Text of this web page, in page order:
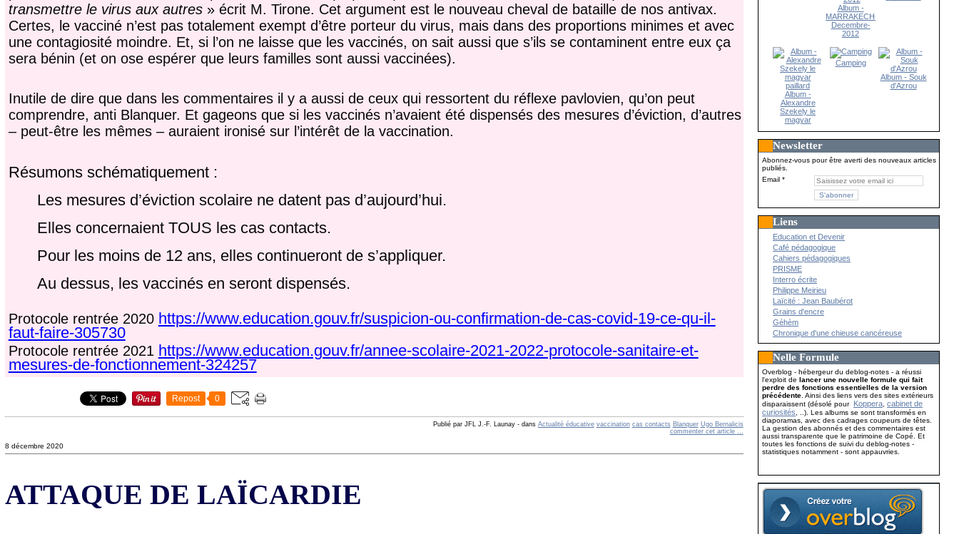
transmettre le virus aux autres» écrit M. Tirone. Cet argument est le nouveau cheval de bataille de nos antivax.
Certes, le vacciné n’est pas totalement exempt d’être porteur du virus, mais dans des proportions minimes et avec
une contagiosité moindre. Et, si l’on ne laisse que les vaccinés, on sait aussi que s’ils se contaminent entre eux ça
sera bénin (et on ose espérer que leurs familles sont aussi vaccinées).
Inutile de dire que dans les commentaires il y a aussi de ceux qui ressortent du réflexe pavlovien, qu’on peut
comprendre, anti Blanquer. Et gageons que si les vaccinés n’avaient été dispensés des mesures d’éviction, d’autres
– peut-être les mêmes – auraient ironisé sur l’intérêt de la vaccination.
Résumons schématiquement :
Les mesures d’éviction scolaire ne datent pas d’aujourd’hui.
Elles concernaient TOUS les cas contacts.
Pour les moins de 12 ans, elles continueront de s’appliquer.
Au dessus, les vaccinés en seront dispensés.
Protocole rentrée 2020 https://www.education.gouv.fr/suspicion-ou-confirmation-de-cas-covid-19-ce-qu-il-
faut-faire-305730
Protocole rentrée 2021 https://www.education.gouv.fr/annee-scolaire-2021-2022-protocole-sanitaire-et-
mesures-de-fonctionnement-324257
Repost 0
Publié par JFL J.-F. Launay -dans Actualité éducative vaccination cas contacts Blanquer Ugo Bernalicis
commenter cet article …
8 décembre 2020
ATTAQUE DE LAÏCARDIE
Album -
MARRAKECH-
Decembre-
2012
Album -
Alexandre
Szekely le
magyar
Camping
Album - Souk
d'Azrou
Newsletter
Abonnez-vous pour être averti des nouveaux articles
publiés.
Email
Liens
Education et Devenir
Café pédagogique
Cahiers pédagogiques
PRISME
Interro écrite
Philippe Meirieu
Laïcité : Jean Baubérot
Grains d'encre
Géhèm
Chronique d'une chieuse cancéreuse
Nelle Formule
Overblog - hébergeur du deblog-notes - a réussi
l'exploit delancer une nouvelle formule qui fait
perdre des fonctions essentielles de la version
précédente . Ainsi des liens vers des sites extérieurs
disparaissent (désolé pour Koppera ,cabinet de
curiosités , ..). Les albums se sont transformés en
diaporamas, avec des cadrages coupeurs de têtes.
La gestion des abonnés et des commentaires est
aussi transparente que le patrimoine de Copé. Et
toutes les fonctions de suivi du deblog-notes -
statistiques notamment - sont appauvries.